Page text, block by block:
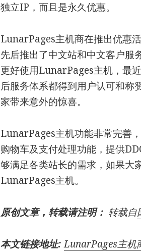
独立IP，而且是永久优惠。
LunarPages主机商在推出优惠
先后推出了中文站和中文客户服
更好使用LunarPages主机，最
后服务体系都得到用户认可和
家带来意外的惊喜。
LunarPages主机功能非常完善
购物车及支付处理功能，提供
够满足各类站长的需求，如果大
LunarPages主机。
原创文章，转载请注明： 转载自
本文链接地址: LunarPages主机